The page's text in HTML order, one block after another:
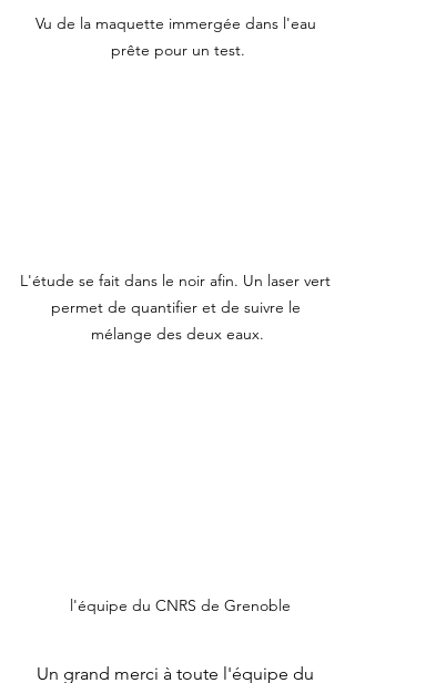
Vu de la maquette immergée dans l'eau
prête pour un test.
L'étude se fait dans le noir afin. Un laser vert
permet de quantifier et de suivre le
mélange des deux eaux.
l'équipe du CNRS de Grenoble
Un grand merci à toute l'équipe du